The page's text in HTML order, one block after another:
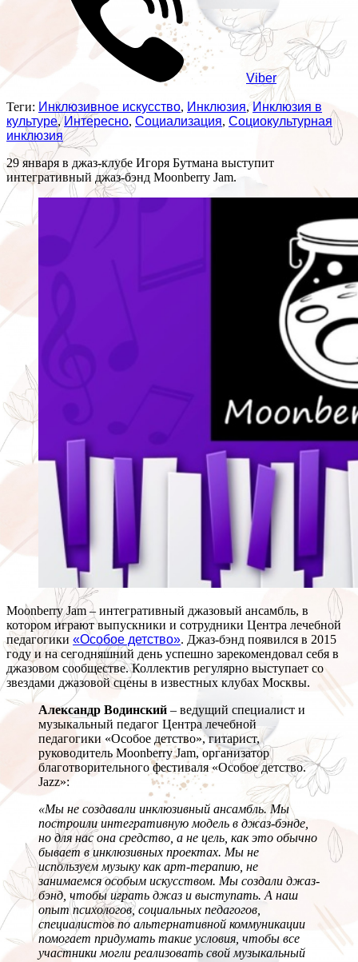
Viber
Теги: Инклюзивное искусство, Инклюзия,Инклюзия в
культуре,Интересно, Социализация, Социокультурная
инклюзия
29 января в джаз-клубе Игоря Бутмана выступит
интегративный джаз-бэнд Moonberry Jam.
Moonberry Jam – интегративный джазовый ансамбль, в
котором играют выпускники и сотрудники Центра лечебной
педагогики «Особое детство». Джаз-бэнд появился в 2015
году и на сегодняшний день успешно зарекомендовал себя в
джазовом сообществе. Коллектив регулярно выступает со
звездами джазовой сцены в известных клубах Москвы.
Александр Водинский – ведущий специалист и
музыкальный педагог Центра лечебной
педагогики «Особое детство», гитарист,
руководитель Moonberry Jam, организатор
благотворительного фестиваля «Особое детство.
Jazz»:
«Мы не создавали инклюзивный ансамбль. Мы
построили интегративную модель в джаз-бэнде,
но для нас она средство, а не цель, как это обычно
бывает в инклюзивных проектах. Мы не
используем музыку как арт-терапию, не
занимаемся особым искусством. Мы создали джаз-
бэнд, чтобы играть джаз и выступать. А наш
опыт психологов, социальных педагогов,
специалистов по альтернативной коммуникации
помогает придумать такие условия, чтобы все
участники могли реализовать свой музыкальный